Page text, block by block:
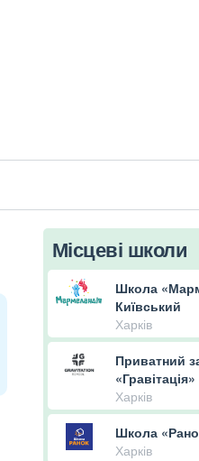
Місцеві школи
Школа
Київський
Харків
Приватний
«Гравітація»
Харків
Школа
Харків